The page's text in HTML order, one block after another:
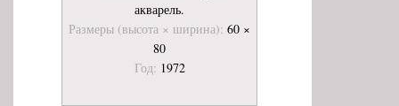
акварель.
Размеры (высота × ширина): 60 ×
80
Год: 1972